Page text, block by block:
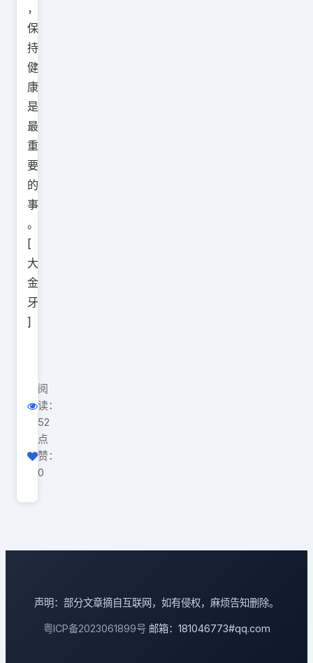
，
保
持
健
康
是
最
重
要
的
事
。
[
大
金
牙
]
阅
读：
52
点
赞：
0
声明：部分文章摘自互联网，如有侵权，麻烦告知删除。
粤ICP备2023061899号邮箱：181046773#qq.com